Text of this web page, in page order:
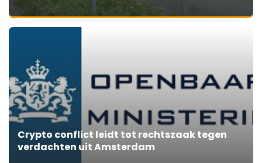
Crypto conflict leidt tot rechtszaak tegen
verdachten uit Amsterdam